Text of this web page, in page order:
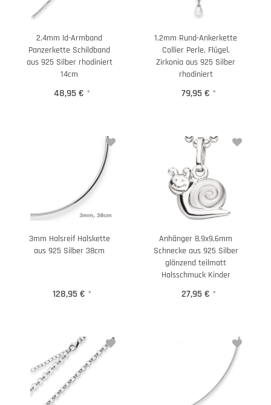
2,4mm Id-Armband
Panzerkette Schildband
aus 925 Silber rhodiniert
14cm
48,95 € *
1,2mm Rund-Ankerkette
Collier Perle, Flügel,
Zirkonia aus 925 Silber
rhodiniert
79,95 € *
3mm Halsreif Halskette
aus 925 Silber 38cm
128,95 € *
Anhänger 8,9x9,6mm
Schnecke aus 925 Silber
glänzend teilmatt
Halsschmuck Kinder
27,95 € *